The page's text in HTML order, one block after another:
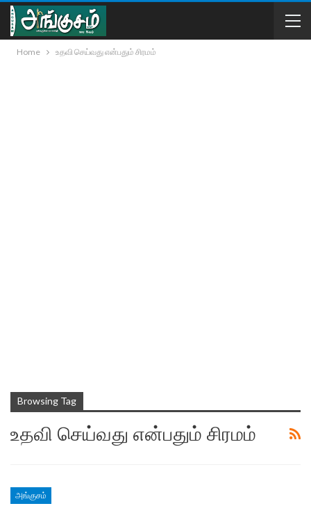
Home உதவி செய்வது என்பதும் சிரமம்
Browsing Tag
உதவி செய்வது என்பதும் சிரமம்
அங்குசம்